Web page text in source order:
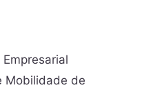
Mobilidade de